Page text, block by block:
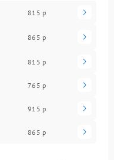
815 р
865 р
815 р
765 р
915 р
865 р